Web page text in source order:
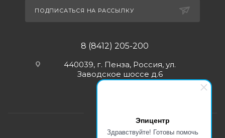
Эпицентр
Здравствуйте! Готовы помочь
ПОДПИСАТЬСЯ НА РАССЫЛКУ
8 (8412) 205-200
440039, г. Пенза, Россия, ул.
Заводское шоссе д.6